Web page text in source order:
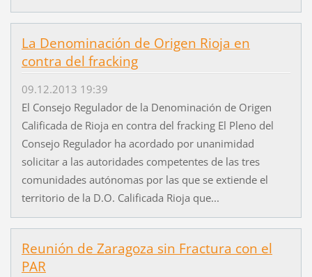
La Denominación de Origen Rioja en
contra del fracking
09.12.2013 19:39
El Consejo Regulador de la Denominación de Origen
Calificada de Rioja en contra del fracking El Pleno del
Consejo Regulador ha acordado por unanimidad
solicitar a las autoridades competentes de las tres
comunidades autónomas por las que se extiende el
territorio de la D.O. Calificada Rioja que...
Reunión de Zaragoza sin Fractura con el
PAR